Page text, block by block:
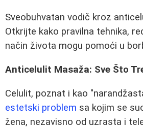
Sveobuhvatan vodič kroz
Otkrijte kako pravilna tehnika,
način života mogu pomoći u
Anticelulit Masaža: Sve Što
Celulit, poznat i kao
estetski problem sa kojim se
žena, nezavisno od uzrasta i